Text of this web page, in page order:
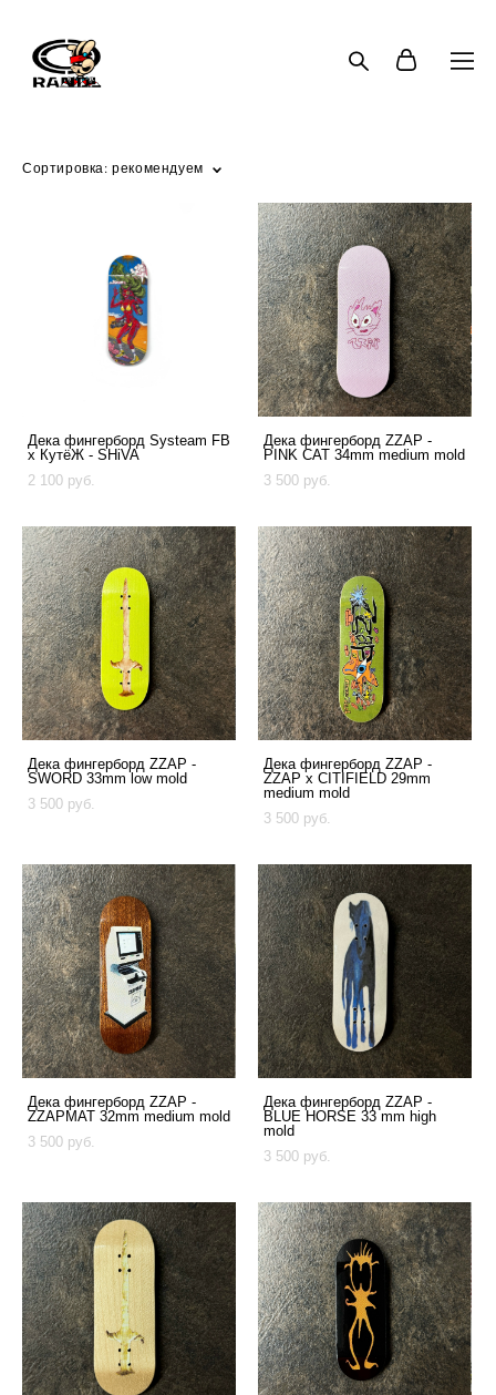
Сортировка: рекомендуем
Дека фингерборд Systeam FB
x КутёЖ - SHiVA
2 100 pуб.
Дека фингерборд ZZAP -
PINK CAT 34mm medium mold
3 500 pуб.
Дека фингерборд ZZAP -
SWORD 33mm low mold
3 500 pуб.
Дека фингерборд ZZAP -
ZZAP x CITIFIELD 29mm
medium mold
3 500 pуб.
Дека фингерборд ZZAP -
ZZAPMAT 32mm medium mold
3 500 pуб.
Дека фингерборд ZZAP -
BLUE HORSE 33 mm high
mold
3 500 pуб.